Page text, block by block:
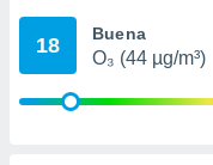
e
18 Buena
O₃ (44 µg/m³)